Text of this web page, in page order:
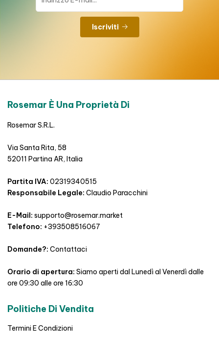
Iscriviti
Rosemar È Una Proprietà Di
Rosemar S.R.L.
Via Santa Rita, 58
52011 Partina AR, Italia
Partita IVA: 02319340515
Responsabile Legale: Claudio Paracchini
E-Mail: supporto@rosemar.market
Telefono: +393508516067
Domande?: Contattaci
Orario di apertura: Siamo aperti dal Lunedì al Venerdì dalle
ore 09:30 alle ore 16:30
Politiche Di Vendita
Termini E Condizioni